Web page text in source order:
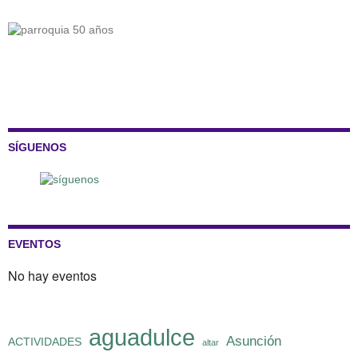
SÍGUENOS
EVENTOS
No hay eventos
ACTIVIDADES aguadulce altar Asunción